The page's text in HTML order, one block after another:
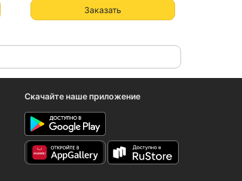
Заказать
Скачайте наше приложение